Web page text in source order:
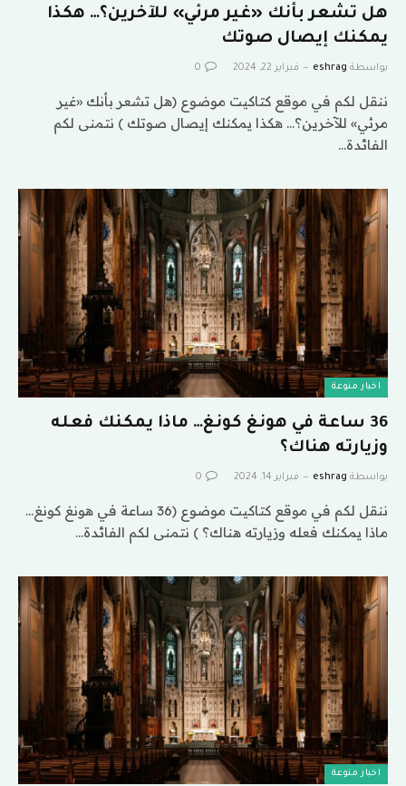
هل تشعر بأنك «غير مرئي» للآخرين؟… هكذا
يمكنك إيصال صوتك
بواسطة eshrag فبراير 22, 2024 0
ننقل لكم في موقع كتاكيت موضوع (هل تشعر بأنك «غير
مرئي» للآخرين؟… هكذا يمكنك إيصال صوتك ) نتمنى لكم
الفائدة…
اخبار منوعة
36 ساعة في هونغ كونغ… ماذا يمكنك فعله
وزيارته هناك؟
بواسطة eshrag فبراير 14, 2024 0
ننقل لكم في موقع كتاكيت موضوع (36 ساعة في هونغ كونغ…
ماذا يمكنك فعله وزيارته هناك؟ ) نتمنى لكم الفائدة…
اخبار منوعة